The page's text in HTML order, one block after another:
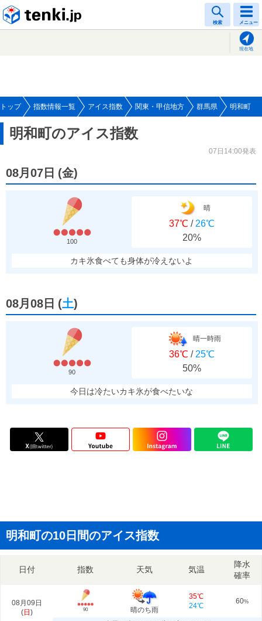
検索 メニュー
現在地
トップ 指数情報一覧 アイス指数 関東・甲信地方 群馬県 明和町
明和町のアイス指数
07日14:00発表
08月07日 (金)
100
晴
37℃ / 26℃
20%
カキ氷食べても身体が冷えないよ
08月08日 (土)
90
晴一時雨
36℃ / 25℃
50%
今日は冷たいカキ氷が食べたいな
明和町の10日間のアイス指数
日付 指数 天気 気温
降水
確率
08月09日
(日 ) 90 晴のち雨
35℃
24℃
60%